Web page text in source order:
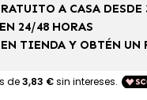
A CASA DESDE
24/48 HORAS
EN TIENDA Y OBTÉN UN